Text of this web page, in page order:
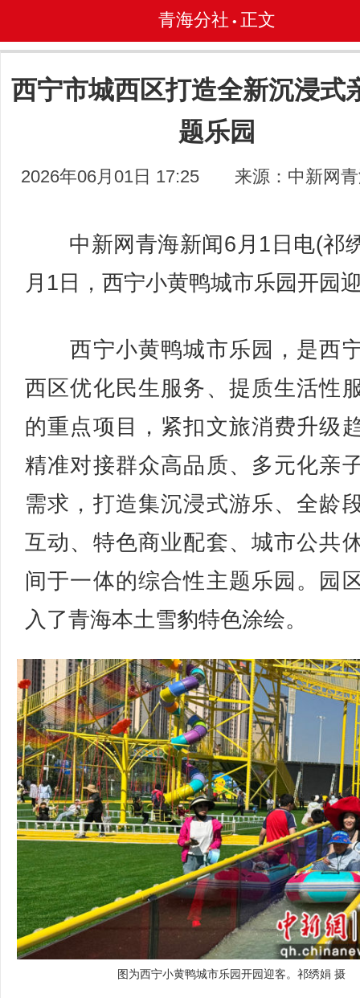
青海分社 • 正文
西宁市城西区打造全新沉浸式
题乐园
2026年06月01日 17:25 来源：中新网
中新网青海新闻6月1日电(祁
月1日，西宁小黄鸭城市乐园开园
西宁小黄鸭城市乐园，是西
西区优化民生服务、提质生活性
的重点项目，紧扣文旅消费升级
精准对接群众高品质、多元化亲
需求，打造集沉浸式游乐、全龄
互动、特色商业配套、城市公共
间于一体的综合性主题乐园。园
入了青海本土雪豹特色涂绘。
图为西宁小黄鸭城市乐园开园迎客。祁绣娟 摄